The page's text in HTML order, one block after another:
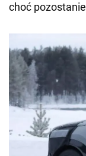
choć